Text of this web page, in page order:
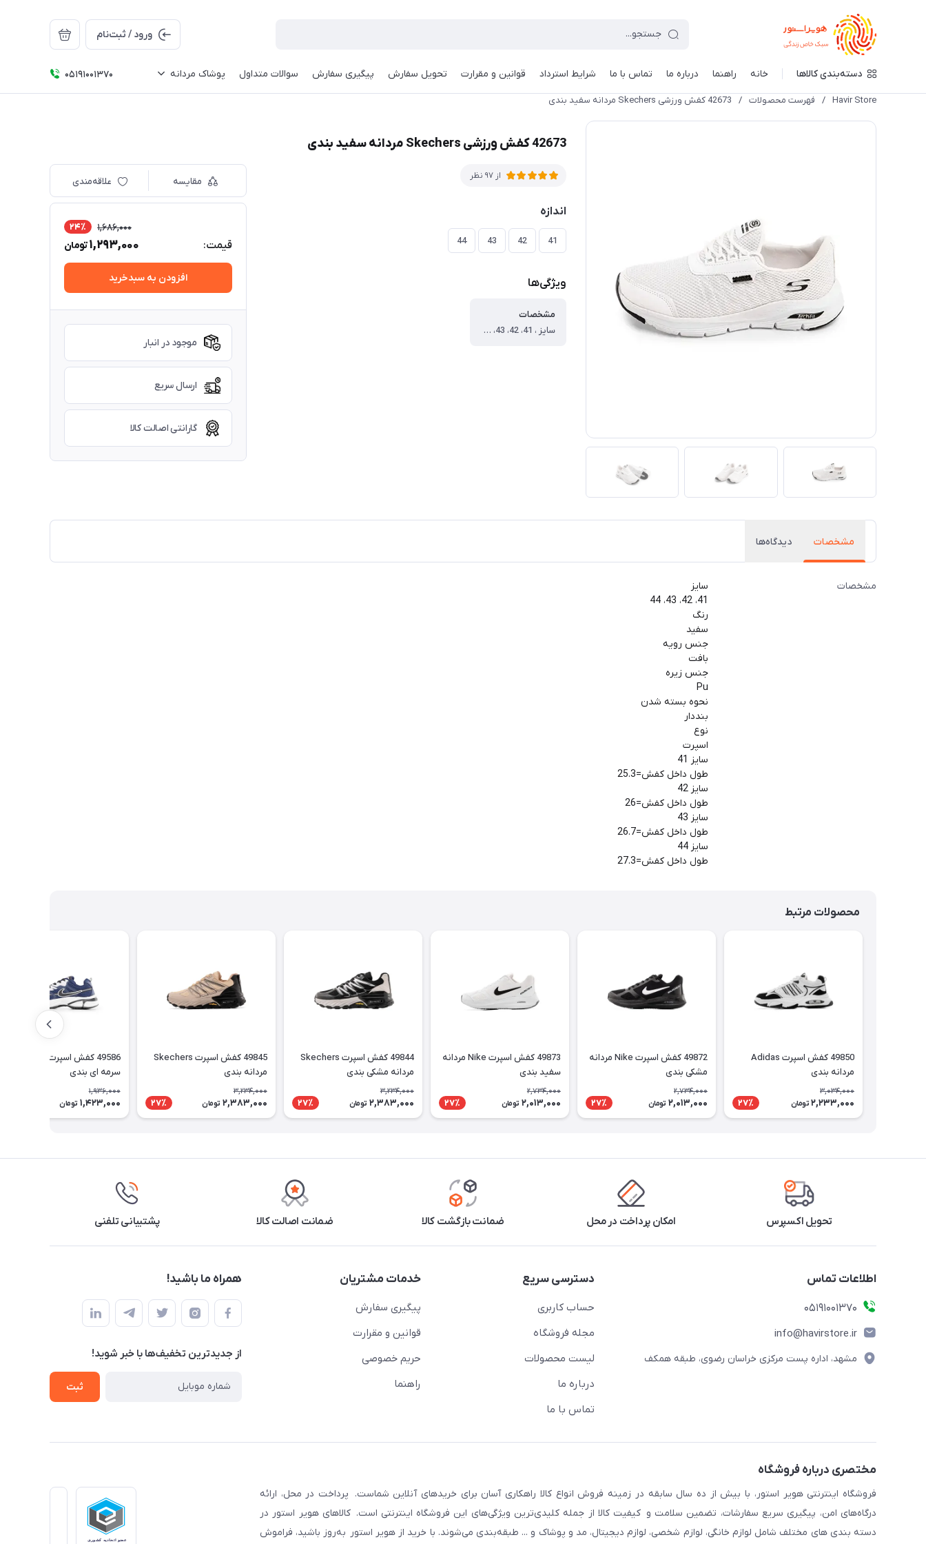
ورود / ثبت‌نام
دسته‌بندی کالاها خانه راهنما درباره ما تماس با ما شرایط استرداد قوانین و مقرارت تحویل سفارش پیگیری سفارش سوالات متداول پوشاک مردانه 05191001370
Havir Store
/ فهرست محصولات / 42673 کفش ورزشی Skechers مردانه سفید بندی
42673 کفش ورزشی Skechers مردانه سفید بندی
از 97 نظر
اندازه
41
42
43
44
ویژگی‌ها
مشخصات
سایز ، 41، 42، 43، 44 ، رنگ ، سفید ، جنس رویه ، بافت ، جنس زیره ، Pu ، نحوه بسته شدن ، بنددار ، نوع ، اسپرت ، سایز 41 ، طول داخل کفش=25.3 ، سایز 42 ، طول داخل کفش=26 ، سایز 43 ، طول داخل کفش=26.7 ، سایز 44 ، طول داخل کفش=27.3
مقایسه علاقه‌مندی
قیمت:
1,686,000 24٪
1,293,000تومان
افزودن به سبدخرید
موجود در انبار
ارسال سریع
گارانتی اصالت کالا
مشخصات دیدگاه‌ها
مشخصات
سایز
41، 42، 43، 44
رنگ
سفید
جنس رویه
بافت
جنس زیره
Pu
نحوه بسته شدن
بنددار
نوع
اسپرت
سایز 41
طول داخل کفش=25.3
سایز 42
طول داخل کفش=26
سایز 43
طول داخل کفش=26.7
سایز 44
طول داخل کفش=27.3
محصولات مرتبط
49850 کفش اسپرت Adidas
مردانه بندی
3,034,000
2,233,000 تومان 27٪
49872 کفش اسپرت Nike مردانه
مشکی بندی
2,734,000
2,013,000 تومان 27٪
49873 کفش اسپرت Nike مردانه
سفید بندی
2,734,000
2,013,000 تومان 27٪
49844 کفش اسپرت Skechers
مردانه مشکی بندی
3,234,000
2,383,000 تومان 27٪
49845 کفش اسپرت Skechers
مردانه بندی
3,234,000
2,383,000 تومان 27٪
سرمه ای بندی
1,936,000
1,423,000 تومان
تحویل اکسپرس امکان پرداخت در محل ضمانت بازگشت کالا ضمانت اصالت کالا پشتیبانی تلفنی
اطلاعات تماس
05191001370
info@havirstore.ir
مشهد، اداره پست مرکزی خراسان رضوی، طبقه همکف
دسترسی سریع
حساب کاربری
مجله فروشگاه
لیست محصولات
درباره ما
تماس با ما
خدمات مشتریان
پیگیری سفارش
قوانین و مقرارت
حریم خصوصی
راهنما
همراه ما باشید!
از جدید‌ترین تخفیف‌ها با‌ خبر شوید!
ثبت
مختصری درباره فروشگاه
فروشگاه اینترنتی هویر استور، با بیش از ده سال سابقه در زمینه فروش انواع کالا راهکاری آسان برای خریدهای آنلاین شماست. پرداخت در محل، ارائه
درگاه‌های امن، پیگیری سریع سفارشات، تضمین سلامت و کیفیت کالا از جمله کلیدی‌ترین ویژگی‌های این فروشگاه اینترنتی است. کالاهای هویر استور در
دسته بندی های مختلف شامل لوازم خانگی، لوازم شخصی، لوازم دیجیتال، مد و پوشاک و ... طبقه‌بندی می‌شوند. با خرید از هویر استور به‌روز باشید، فراموش